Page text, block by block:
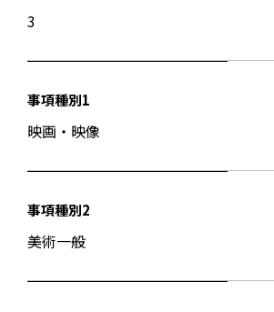
3
事項種別1
映画・映像
事項種別2
美術一般